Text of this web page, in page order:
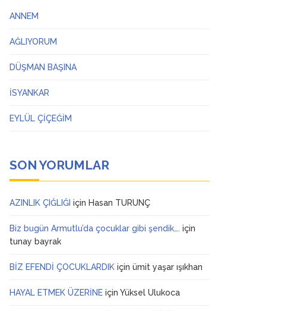
ANNEM
AĞLIYORUM
DÜŞMAN BAŞINA
İSYANKAR
EYLÜL ÇİÇEĞİM
SON YORUMLAR
AZINLIK ÇIĞLIĞI için Hasan TURUNÇ
Biz bugün Armutlu’da çocuklar gibi şendik…. için
tunay bayrak
BİZ EFENDİ ÇOCUKLARDIK içinümit yaşar ışıkhan
HAYAL ETMEK ÜZERİNE içinYüksel Ulukoca